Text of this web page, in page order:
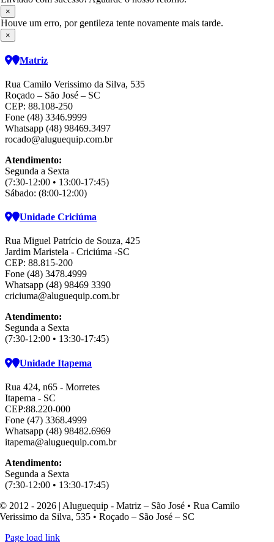
×
Houve um erro, por gentileza tente novamente mais tarde.
×
Matriz
Rua Camilo Verissimo da Silva, 535
Roçado – São José – SC
CEP: 88.108-250
Fone (48) 3346.9999
Whatsapp (48) 98469.3497
rocado@aluguequip.com.br
Atendimento:
Segunda a Sexta
(7:30-12:00 • 13:00-17:45)
Sábado: (8:00-12:00)
Unidade Criciúma
Rua Miguel Patrício de Souza, 425
Jardim Maristela - Criciúma -SC
CEP: 88.815-200
Fone (48) 3478.4999
Whatsapp (48) 98469 3390
criciuma@aluguequip.com.br
Atendimento:
Segunda a Sexta
(7:30-12:00 • 13:30-17:45)
Unidade Itapema
Rua 424, n65 - Morretes
Itapema - SC
CEP:88.220-000
Fone (47) 3368.4999
Whatsapp (48) 98482.6969
itapema@aluguequip.com.br
Atendimento:
Segunda a Sexta
(7:30-12:00 • 13:30-17:45)
© 2012 - 2026 | Aluguequip - Matriz – São José • Rua Camilo
Verissimo da Silva, 535 • Roçado – São José – SC
Page load link